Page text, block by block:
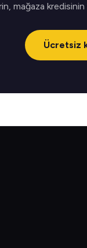
mağaza
Ücretsiz